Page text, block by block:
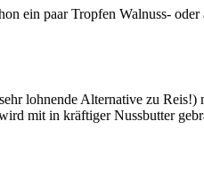
ein paar Tropfen Walnuss-
lohnende Alternative zu
mit in kräftiger Nussbutter